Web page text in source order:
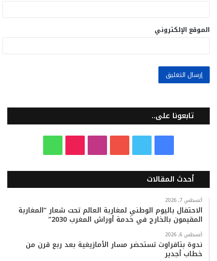
الموقع الإلكتروني
تابعونا على..
س
و
ك
ي
ت
ر
ت
ي
و
ب
س
ت
ق
ر
k
o
k
ت
س
ب
أحدث المقالات
أغسطس 7, 2026
الاحتفال باليوم الوطني لمغاربة العالم تحت شعار “المغاربة
المقيمون بالخارج في خدمة أوراش المغرب 2030”
أغسطس 6, 2026
ندوة بتافراوت تستحضر مسار الأمازيغية بعد ربع قرن من
خطاب أجدير